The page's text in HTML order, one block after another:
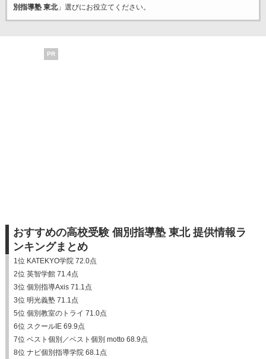
別指導塾 東北」選びにお役立てください。
PR
おすすめの高校受験 個別指導塾 東北 提供情報ラ
ンキングまとめ
1位 KATEKYO学院 72.0点
2位 英智学館 71.4点
3位 個別指導Axis 71.1点
3位 明光義塾 71.1点
5位 個別教室のトライ 71.0点
6位 スクールIE 69.9点
7位 ベスト個別／ベスト個別 motto 68.9点
8位 ナビ個別指導学院 68.1点